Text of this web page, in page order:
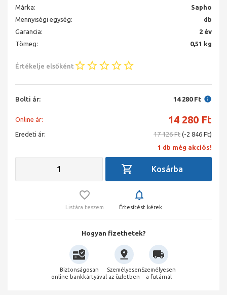
Márka:
Sapho
Mennyiségi egység:
db
Garancia:
2 év
Tömeg:
0,51 kg
Értékelje elsőként
Bolti ár: 14 280 Ft
Online ár: 14 280 Ft
Eredeti ár: 17 126 Ft (-2 846 Ft)
1 db még akciós!
Listára teszem Értesítést kérek
Hogyan fizethetek?
Biztonságosan
online bankkártyával
Személyesen
az üzletben
Személyesen
a futárnál